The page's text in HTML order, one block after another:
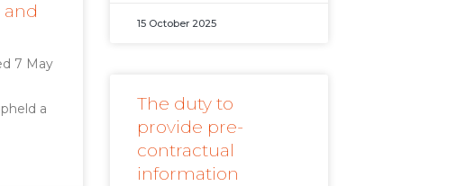
15 October 2025
7 May
a
The duty to
provide pre-
contractual
information